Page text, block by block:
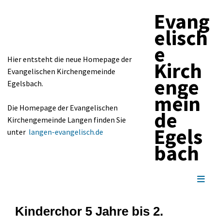
Hier entsteht die neue Homepage der
Evangelischen Kirchengemeinde
Egelsbach.
Die Homepage der Evangelischen
Kirchengemeinde Langen finden Sie
unter langen-evangelisch.de
Evang
elisch
e
Kirch
enge
mein
de
Egels
bach
Kinderchor 5 Jahre bis 2.